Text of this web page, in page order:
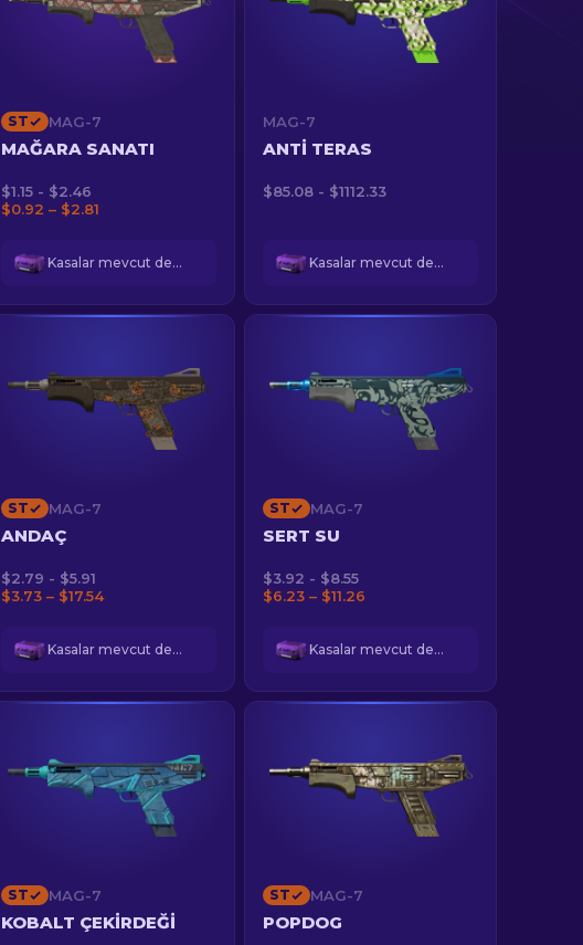
ST MAG-7
MAĞARA SANATI
$1.15 - $2.46
$0.92 – $2.81
Kasalar mevcut değil
MAG-7
ANTI TERAS
$85.08 - $1112.33
Kasalar mevcut değil
ST MAG-7
ANDAÇ
$2.79 - $5.91
$3.73 – $17.54
Kasalar mevcut değil
ST MAG-7
SERT SU
$3.92 - $8.55
$6.23 – $11.26
Kasalar mevcut değil
ST MAG-7
KOBALT ÇEKIRDEĞI
ST MAG-7
POPDOG